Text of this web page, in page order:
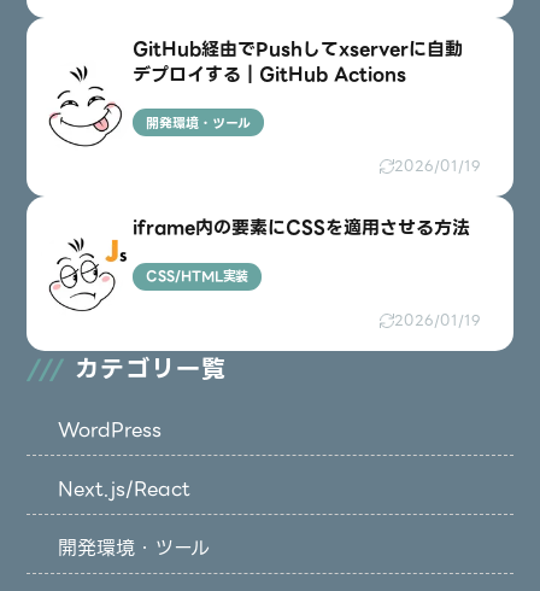
GitHub経由でPushしてxserverに自動
デプロイする｜GitHub Actions
開発環境・ツール
2026/01/19
iframe内の要素にCSSを適用させる方法
CSS/HTML実装
2026/01/19
カテゴリ一覧
WordPress
Next.js/React
開発環境・ツール